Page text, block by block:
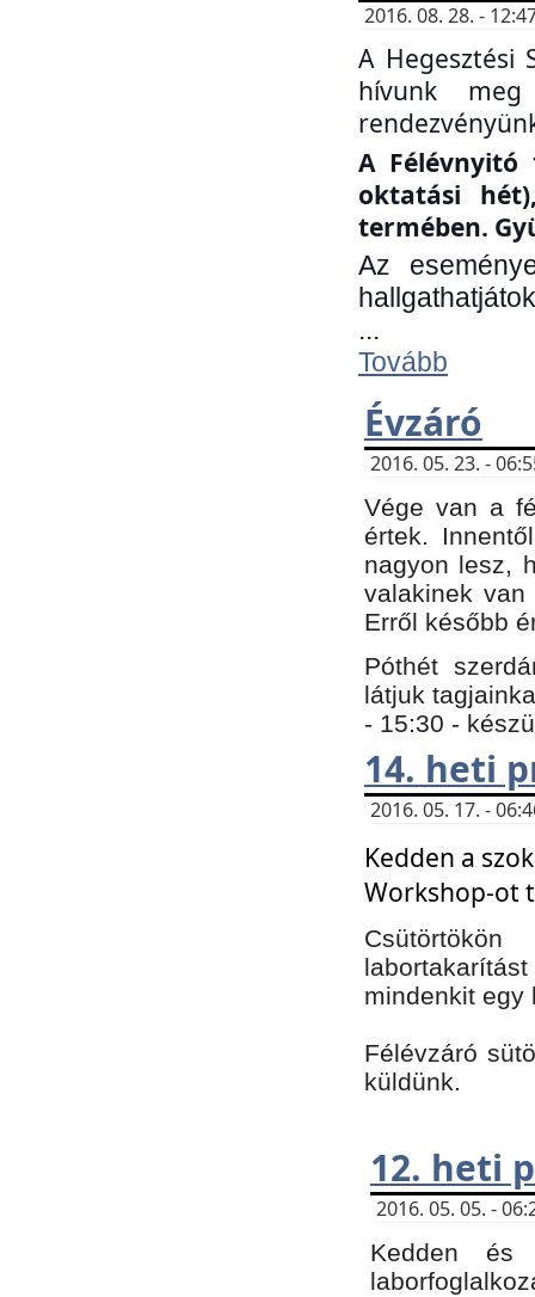
2016. 08. 28. -
A Hegesztési
hívunk
A Félévnyitó
oktatási
termében.
Az
...
Tovább
Évzáró
2016. 05. 23. -
Vége van a
értek.
nagyon lesz,
valakinek
Erről később
Póthét
látjuk
- 15:30 -
14. heti
2016. 05. 17. -
Kedden a
Workshop-ot
mindenkit
Félévzáró
küldünk.
12. heti
2016. 05. 05. -
Kedden és